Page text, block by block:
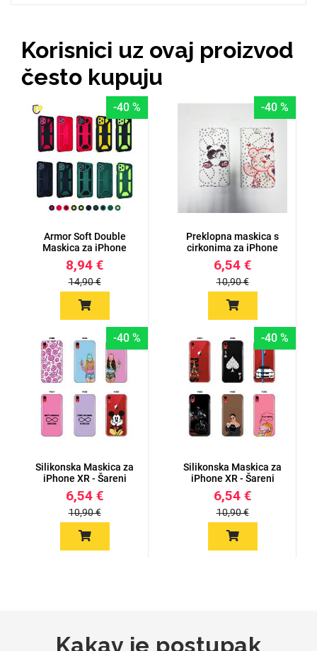
Korisnici uz ovaj proizvod
često kupuju
-40 %
Armor Soft Double
Maskica za iPhone
XR - Više...
8,94 €
14,90 €
-40 %
Preklopna maskica s
cirkonima za iPhone
XR - V...
6,54 €
10,90 €
-40 %
Silikonska Maskica za
iPhone XR - Šareni
motiv...
6,54 €
10,90 €
-40 %
Silikonska Maskica za
iPhone XR - Šareni
motiv...
6,54 €
10,90 €
Kakav je postupak
Doodles Apstraktni motivi
Monogrami Dječji motivi
Za njega Za nju
Svijet životinja Auto - Moto motivi